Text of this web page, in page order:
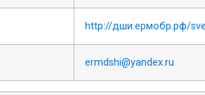
http://дши.ермобр.рф/
ermdshi@yandex.ru